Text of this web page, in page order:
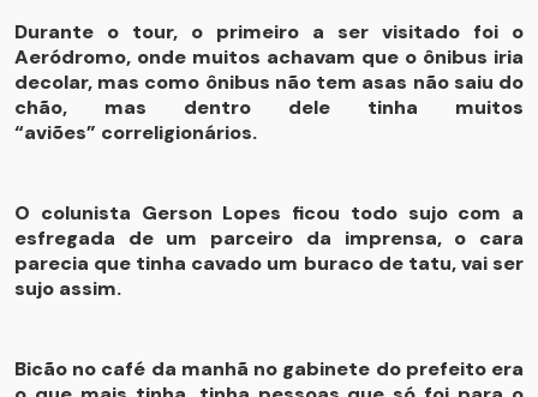
Durante o tour, o primeiro a ser visitado foi o
Aeródromo, onde muitos achavam que o ônibus iria
decolar, mas como ônibus não tem asas não saiu do
chão, mas dentro dele tinha muitos
“aviões” correligionários.
O colunista Gerson Lopes ficou todo sujo com a
esfregada de um parceiro da imprensa, o cara
parecia que tinha cavado um buraco de tatu, vai ser
sujo assim.
Bicão no café da manhã no gabinete do prefeito era